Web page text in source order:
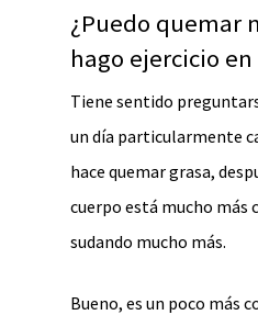
¿Puedo quemar
hago ejercicio en
Tiene sentido
un día particularmente
hace quemar grasa,
cuerpo está mucho más
sudando mucho más.
Bueno, es un poco más